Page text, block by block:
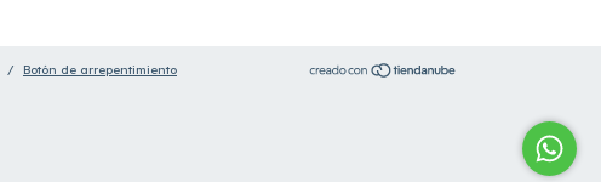
/ Botón de arrepentimiento